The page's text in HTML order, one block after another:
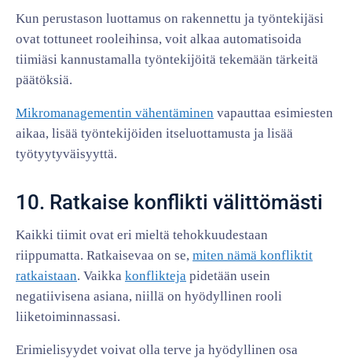
Kun perustason luottamus on rakennettu ja työntekijäsi
ovat tottuneet rooleihinsa, voit alkaa automatisoida
tiimiäsi kannustamalla työntekijöitä tekemään tärkeitä
päätöksiä.
Mikromanagementin vähentäminen vapauttaa esimiesten
aikaa, lisää työntekijöiden itseluottamusta ja lisää
työtyytyväisyyttä.
10. Ratkaise konflikti välittömästi
Kaikki tiimit ovat eri mieltä tehokkuudestaan
riippumatta. Ratkaisevaa on se, miten nämä konfliktit
ratkaistaan. Vaikka konflikteja pidetään usein
negatiivisena asiana, niillä on hyödyllinen rooli
liiketoiminnassasi.
Erimielisyydet voivat olla terve ja hyödyllinen osa